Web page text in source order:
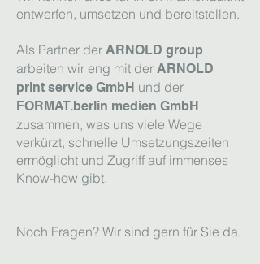
entwerfen, umsetzen und bereitstellen.
Als Partner der ARNOLD group
arbeiten wir eng mit der ARNOLD
print service GmbH und der
FORMAT.berlin medien GmbH
zusammen, was uns viele Wege
verkürzt, schnelle Umsetzungszeiten
ermöglicht und Zugriff auf immenses
Know-how gibt.
Noch Fragen? Wir sind gern für Sie da.